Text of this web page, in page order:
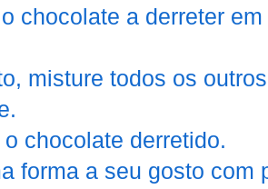
chocolate a derreter
misture todos os
chocolate derretido.
forma a seu gosto com